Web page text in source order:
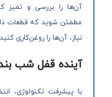
آن‌ها را بررسی و تمیز
مطمئن شوید که قطعات
نیاز، آن‌ها را روغن‌کاری
آینده قفل شب
با پیشرفت تکنولوژی،